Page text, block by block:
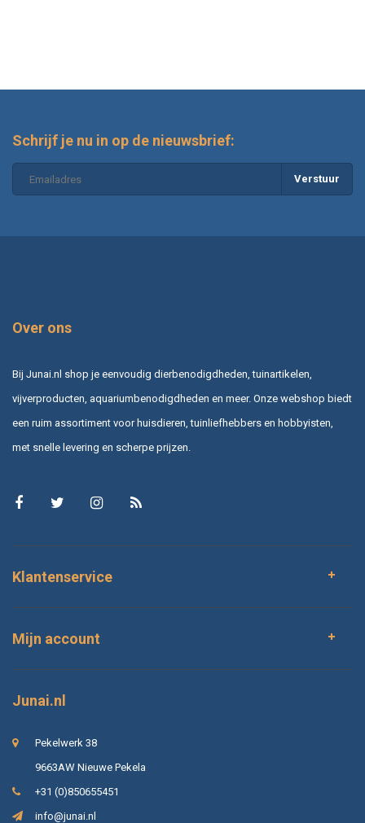
Schrijf je nu in op de nieuwsbrief:
Verstuur
Over ons
Bij Junai.nl shop je eenvoudig dierbenodigdheden, tuinartikelen,
vijverproducten, aquariumbenodigdheden en meer. Onze webshop biedt
een ruim assortiment voor huisdieren, tuinliefhebbers en hobbyisten,
met snelle levering en scherpe prijzen.
Klantenservice
Mijn account
Junai.nl
Pekelwerk 38
9663AW Nieuwe Pekela
+31 (0)850655451
info@junai.nl